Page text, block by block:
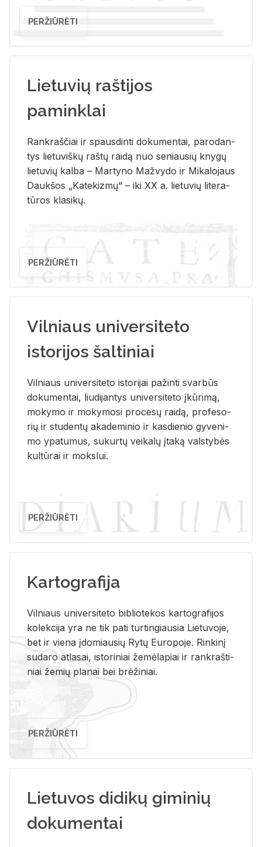
PERŽIŪRĖTI
Lietuvių raštijos
paminklai
Rank­raš­čiai ir spaus­din­ti do­ku­men­tai, pa­ro­dan­
tys lie­tu­viš­kų raš­tų rai­dą nuo se­niau­sių kny­gų
lie­tu­vių kal­ba – Mar­ty­no Ma­žvy­do ir Mi­ka­lo­jaus
Dauk­šos „Ka­te­kiz­mų“ – iki XX a. lie­tu­vių li­te­ra­
tū­ros kla­si­kų.
PERŽIŪRĖTI
Vilniaus universiteto
istorijos šaltiniai
Vil­niaus uni­ver­si­te­to is­to­ri­jai pa­žin­ti svar­būs
do­ku­men­tai, liu­di­jan­tys uni­ver­si­te­to įkū­ri­mą,
mo­ky­mo ir mo­ky­mo­si pro­ce­sų rai­dą, pro­fe­so­
rių ir stu­den­tų aka­de­mi­nio ir kas­die­nio gy­ve­ni­
mo ypa­tu­mus, su­kur­tų vei­ka­lų įta­ką vals­ty­bės
kul­tū­rai ir moks­lui.
PERŽIŪRĖTI
Kartografija
Vil­niaus uni­ver­si­te­to bi­b­lio­te­kos kar­to­gra­fi­jos
ko­lek­ci­ja yra ne tik pati tur­tin­giau­sia Lie­tu­vo­je,
bet ir vie­na įdo­miau­sių Rytų Eu­ro­po­je. Rin­ki­nį
su­da­ro at­la­sai, is­to­ri­niai že­mė­la­piai ir rank­raš­ti­
niai že­mių pla­nai bei brė­ži­niai.
PERŽIŪRĖTI
Lietuvos didikų giminių
dokumentai